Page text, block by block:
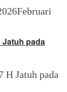
Februari
Jatuh pada
H Jatuh pada